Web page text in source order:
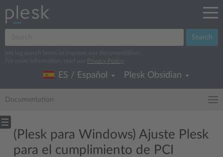
Search
We log search terms to improve our documentation.
For more information, read our
Privacy Policy
ES / Español Plesk Obsidian
Documentation
(Plesk para Windows) Ajuste Plesk
para el cumplimiento de PCI